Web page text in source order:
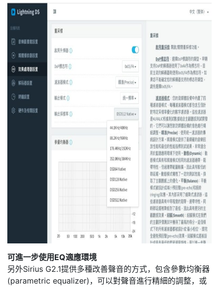
可進一步使用EQ適應環境
另外Sirius G2.1提供多種改善聲音的方式，包含參數均衡器
(parametric equalizer)，可以對聲音進行精細的調整，或